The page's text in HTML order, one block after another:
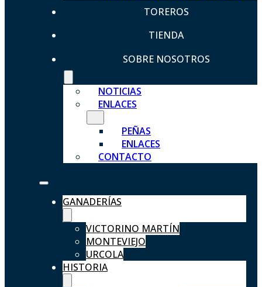
TOREROS
TIENDA
SOBRE NOSOTROS
NOTICIAS
ENLACES
PEÑAS
ENLACES
CONTACTO
GANADERÍAS
VICTORINO MARTÍN
MONTEVIEJO
URCOLA
HISTORIA